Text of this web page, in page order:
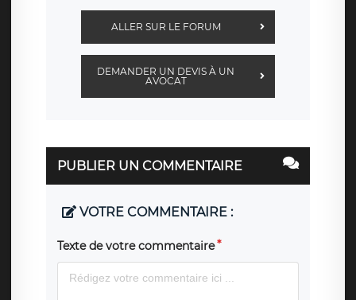
ALLER SUR LE FORUM
DEMANDER UN DEVIS À UN
AVOCAT
PUBLIER UN COMMENTAIRE
VOTRE COMMENTAIRE :
Texte de votre commentaire